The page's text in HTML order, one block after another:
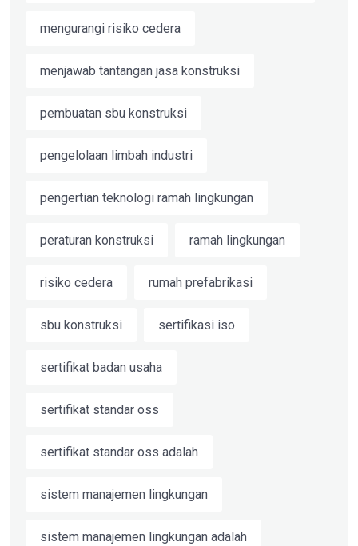
mengurangi risiko cedera
menjawab tantangan jasa konstruksi
pembuatan sbu konstruksi
pengelolaan limbah industri
pengertian teknologi ramah lingkungan
peraturan konstruksi ramah lingkungan
risiko cedera rumah prefabrikasi
sbu konstruksi sertifikasi iso
sertifikat badan usaha
sertifikat standar oss
sertifikat standar oss adalah
sistem manajemen lingkungan
sistem manajemen lingkungan adalah